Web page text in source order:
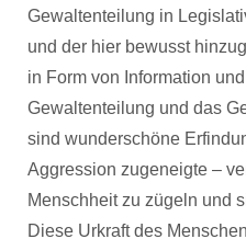
Gewaltenteilung in
und der hier bewusst
in Form von Information
Gewaltenteilung und das
sind wunderschöne
Aggression zugeneigte –
Menschheit zu zügeln und
Diese Urkraft des